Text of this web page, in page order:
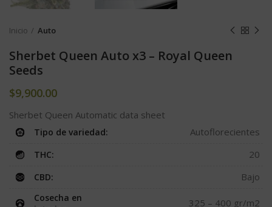
Inicio Auto
Sherbet Queen Auto x3 – Royal Queen
Seeds
$9,900.00
Sherbet Queen Automatic data sheet
Tipo de variedad: Autoflorecientes
THC: 20
CBD: Bajo
Cosecha en
325 – 400 gr/m2